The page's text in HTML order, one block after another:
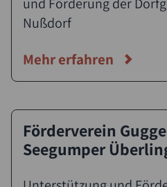
Nußdorf
Mehr erfahren
Förderverein
Seegumper